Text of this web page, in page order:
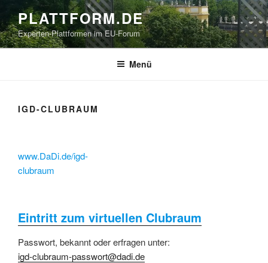
Zum
Inhalt
springen
PLATTFORM.DE
Experten-Plattformen im EU-Forum
Menü
IGD-CLUBRAUM
www.DaDi.de/igd-
clubraum
Eintritt zum virtuellen Clubraum
Passwort, bekannt oder erfragen unter:
igd-clubraum-passwort@dadi.de